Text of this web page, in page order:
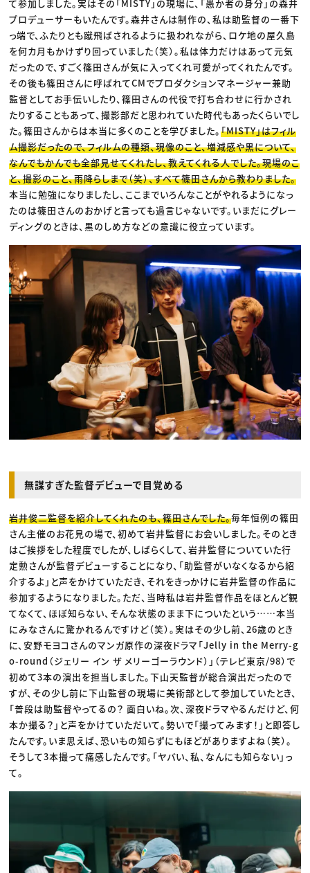
て参加しました。実はその「MISTY」の現場に、「愚か者の身分」の森井
プロデューサーもいたんです。森井さんは制作の、私は助監督の一番下
っ端で、ふたりとも蹴飛ばされるように扱われながら、ロケ地の屋久島
を何カ月もかけずり回っていました（笑）。私は体力だけはあって元気
だったので、すごく篠田さんが気に入ってくれ可愛がってくれたんです。
その後も篠田さんに呼ばれてCMでプロダクションマネージャー兼助
監督としてお手伝いしたり、篠田さんの代役で打ち合わせに行かされ
たりすることもあって、撮影部だと思われていた時代もあったくらいでし
た。篠田さんからは本当に多くのことを学びました。「MISTY」はフィル
ム撮影だったので、フィルムの種類、現像のこと、増減感や黒について、
なんでもかんでも全部見せてくれたし、教えてくれる人でした。現場のこ
と、撮影のこと、雨降らしまで（笑）、すべて篠田さんから教わりました。
本当に勉強になりましたし、ここまでいろんなことがやれるようになっ
たのは篠田さんのおかげと言っても過言じゃないです。いまだにグレー
ディングのときは、黒のしめ方などの意識に役立っています。
無謀すぎた監督デビューで目覚める
岩井俊二監督を紹介してくれたのも、篠田さんでした。毎年恒例の篠田
さん主催のお花見の場で、初めて岩井監督にお会いしました。そのとき
はご挨拶をした程度でしたが、しばらくして、岩井監督についていた行
定勲さんが監督デビューすることになり、「助監督がいなくなるから紹
介するよ」と声をかけていただき、それをきっかけに岩井監督の作品に
参加するようになりました。ただ、当時私は岩井監督作品をほとんど観
てなくて、ほぼ知らない、そんな状態のまま下についたという……本当
にみなさんに驚かれるんですけど（笑）。実はその少し前、26歳のとき
に、安野モヨコさんのマンガ原作の深夜ドラマ「Jelly in the Merry-g
o-round（ジェリー イン ザ メリーゴーラウンド）」（テレビ東京/98）で
初めて3本の演出を担当しました。下山天監督が総合演出だったので
すが、その少し前に下山監督の現場に美術部として参加していたとき、
「普段は助監督やってるの？ 面白いね。次、深夜ドラマやるんだけど、何
本か撮る？」と声をかけていただいて。勢いで「撮ってみます！」と即答し
たんです。いま思えば、恐いもの知らずにもほどがありますよね（笑）。
そうして3本撮って痛感したんです。「ヤバい、私、なんにも知らない」っ
て。